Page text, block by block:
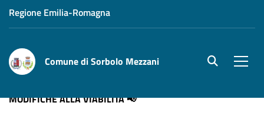
Regione Emilia-Romagna
Comune di Sorbolo Mezzani site.searc
MODIFICHE ALLA VIABILITÀ 📢